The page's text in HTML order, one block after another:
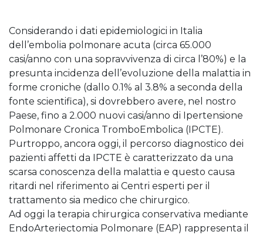
Considerando i dati epidemiologici in Italia
dell’embolia polmonare acuta (circa 65.000
casi/anno con una sopravvivenza di circa l’80%) e la
presunta incidenza dell’evoluzione della malattia in
forme croniche (dallo 0.1% al 3.8% a seconda della
fonte scientifica), si dovrebbero avere, nel nostro
Paese, fino a 2.000 nuovi casi/anno di Ipertensione
Polmonare Cronica TromboEmbolica (IPCTE).
Purtroppo, ancora oggi, il percorso diagnostico dei
pazienti affetti da IPCTE è caratterizzato da una
scarsa conoscenza della malattia e questo causa
ritardi nel riferimento ai Centri esperti per il
trattamento sia medico che chirurgico.
Ad oggi la terapia chirurgica conservativa mediante
EndoArteriectomia Polmonare (EAP) rappresenta il